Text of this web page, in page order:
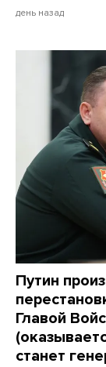
день назад
Путин
Главой
станет